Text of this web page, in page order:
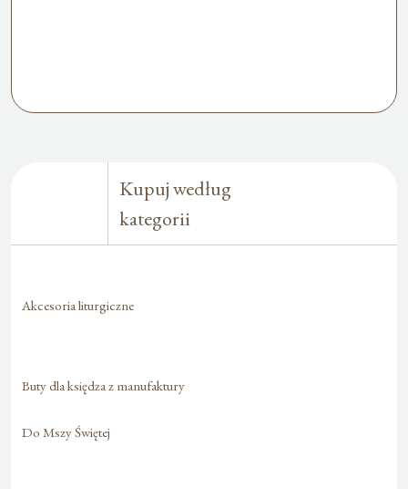
Kupuj według
kategorii
Akcesoria liturgiczne
Buty dla księdza z manufaktury
Do Mszy Świętej